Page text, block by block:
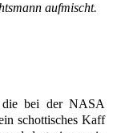
aufmischt.
die bei der NASA
schottisches Kaff